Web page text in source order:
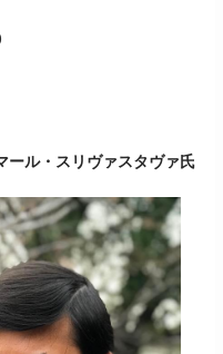
ル・スリヴァスタヴァ氏